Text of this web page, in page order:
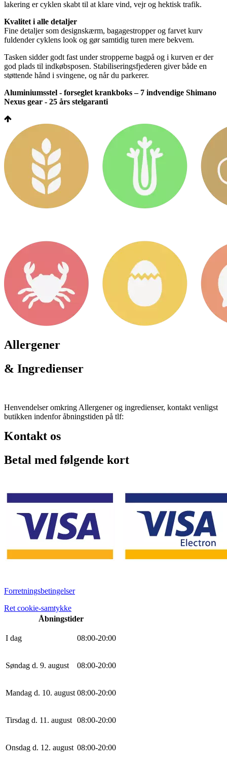
lakering er cyklen skabt til at klare vind, vejr og hektisk trafik.
Kvalitet i alle detaljer
Fine detaljer som designskærm, bagagestropper og farvet kurv
fuldender cyklens look og gør samtidig turen mere bekvem.
Tasken sidder godt fast under stropperne bagpå og i kurven er der
god plads til indkøbsposen. Stabiliseringsfjederen giver både en
støttende hånd i svingene, og når du parkerer.
Aluminiumsstel - forseglet krankboks – 7 indvendige Shimano
Nexus gear - 25 års stelgaranti
Allergener
& Ingredienser
Henvendelser omkring Allergener og ingredienser, kontakt venligst
butikken indenfor åbningstiden på tlf:
Kontakt os
Betal med følgende kort
Forretningsbetingelser
Ret cookie-samtykke
Åbningstider
I dag 08:00-20:00
Søndag d. 9. august 08:00-20:00
Mandag d. 10. august 08:00-20:00
Tirsdag d. 11. august 08:00-20:00
Onsdag d. 12. august 08:00-20:00